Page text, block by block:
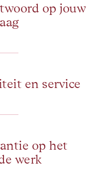
op jouw
en service
op het
werk